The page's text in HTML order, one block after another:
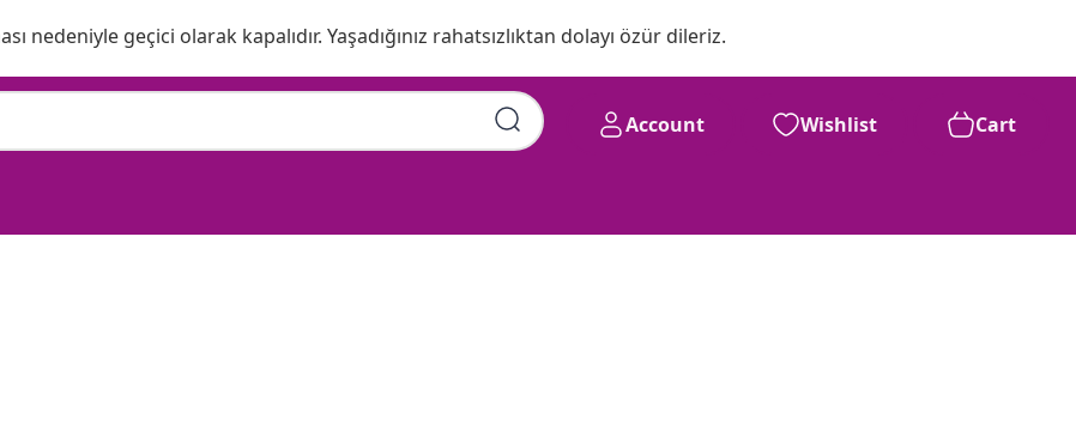
nedeniyle geçici olarak kapalıdır. Yaşadığınız rahatsızlıktan dolayı özür dileriz.
Account Wishlist Cart